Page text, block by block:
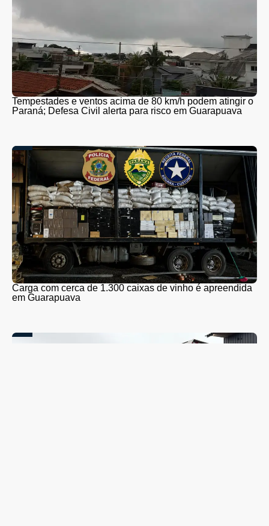
Tempestades e ventos acima de 80 km/h podem atingir o
Paraná; Defesa Civil alerta para risco em Guarapuava
Carga com cerca de 1.300 caixas de vinho é apreendida
em Guarapuava